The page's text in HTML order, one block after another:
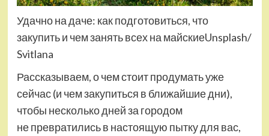
Удачно на даче: как подготовиться, что
закупить и чем занять всех на майскиеUnsplash/
Svitlana
Рассказываем, о чем стоит продумать уже
сейчас (и чем закупиться в ближайшие дни),
чтобы несколько дней за городом
не превратились в настоящую пытку для вас,